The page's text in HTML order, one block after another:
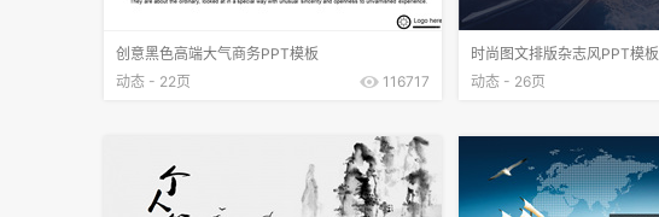
创意黑色高端大气商务PPT模板
动态 - 22页
116717
时尚图文排版杂志风PPT模板
动态 - 26页